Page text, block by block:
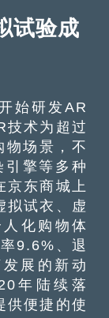
试验成
始研发AR
技术为超过
场景，不
擎等多种
京东商城上
拟试衣、虚
化购物体
9.6%、退
展的新动
年陆续落
供便捷的使